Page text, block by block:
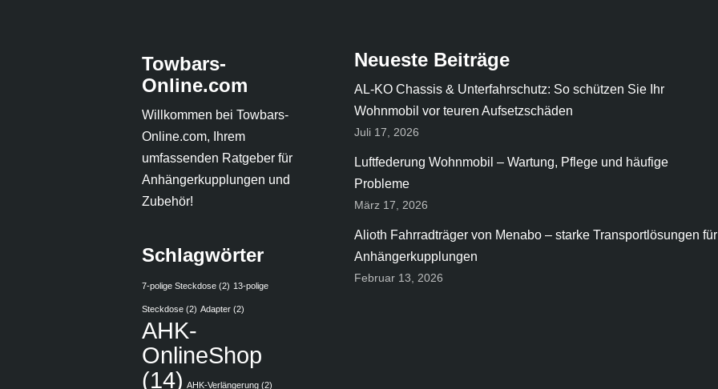
Towbars-
Online.com
Willkommen bei Towbars-
Online.com, Ihrem
umfassenden Ratgeber für
Anhängerkupplungen und
Zubehör!
Schlagwörter
7-polige Steckdose (2) 13-polige
Steckdose (2) Adapter (2)
AHK-
OnlineShop
(14) AHK-Verlängerung (2)
Neueste Beiträge
AL-KO Chassis & Unterfahrschutz: So schützen Sie Ihr
Wohnmobil vor teuren Aufsetzschäden
Juli 17, 2026
Luftfederung Wohnmobil – Wartung, Pflege und häufige
Probleme
März 17, 2026
Alioth Fahrradträger von Menabo – starke Transportlösungen für
Anhängerkupplungen
Februar 13, 2026